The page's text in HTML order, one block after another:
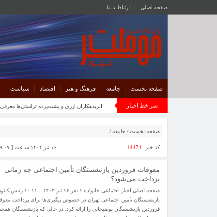
صفحه اصلی ارتباط با ما
صفحه نخست جامعه فرهنگ و هنر اقتصاد سیاست
سر خط اخبار ابربدهکاران ارزی و پشت‌پرده تراستی‌ها معرفی شوند/
صفحه نخست / جامعه /
کد خبر: 14474 ۱۶ تیر ۱۴۰۴ ساعت [ ۹:۰۷ ]
معوقات فروردین بازنشستگان تأمین اجتماعی چه زمانی
پرداخت می‌شود؟
صفحه اصلی اخبار اجتماعی خانواده ۱ نفر ۱۶ تیر ۱۴۰۴ – ۱۰:۱۱
بازنشستگان تأمین اجتماعی تهران در خصوص پیگیری‌ها برای پرداخت
فروردین بازنشستگان توضیحاتی را ارائه کرد. در حالی که بازنشستگان